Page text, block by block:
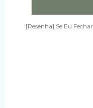
[Resenha] Se Eu